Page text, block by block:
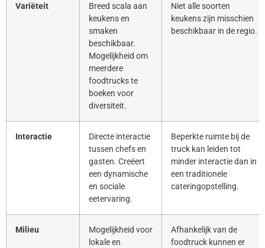
Variëteit
Breed scala aan
keukens en
smaken
beschikbaar.
Mogelijkheid om
meerdere
foodtrucks te
boeken voor
diversiteit.
Niet alle soorten
keukens zijn misschien
beschikbaar in de regio.
Interactie
Directe interactie
tussen chefs en
gasten. Creëert
een dynamische
en sociale
eetervaring.
Beperkte ruimte bij de
truck kan leiden tot
minder interactie dan in
een traditionele
cateringopstelling.
Milieu
Mogelijkheid voor
lokale en
Afhankelijk van de
foodtruck kunnen er